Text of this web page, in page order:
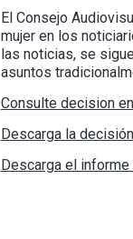
El Consejo
mujer en los
las noticias, se
asuntos
Consulte decision
Descarga la
Descarga el